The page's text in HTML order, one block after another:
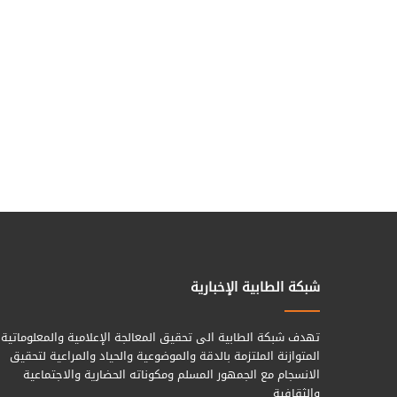
شبكة الطابية الإخبارية
تهدف شبكة الطابية الى تحقيق المعالجة الإعلامية والمعلوماتية
المتوازنة الملتزمة بالدقة والموضوعية والحياد والمراعية لتحقيق
الانسجام مع الجمهور المسلم ومكوناته الحضارية والاجتماعية